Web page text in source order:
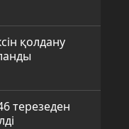
қолдану
терезеден